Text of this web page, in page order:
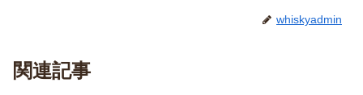
whiskyadmin
関連記事